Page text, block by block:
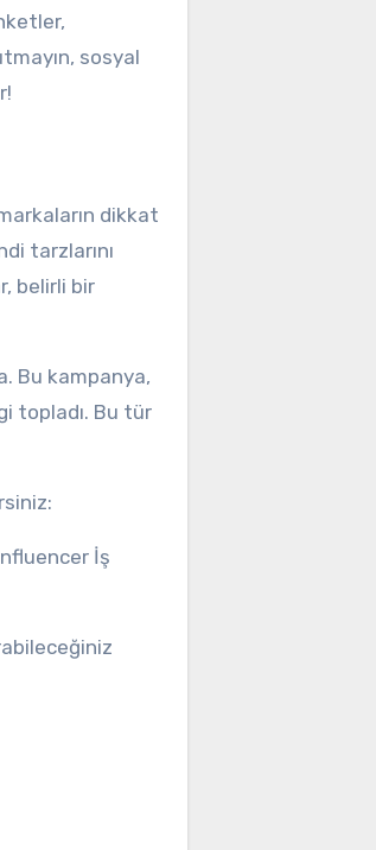
sosyal
dikkat
tarzlarını
belirli bir
Bu kampanya,
topladı. Bu tür
İş